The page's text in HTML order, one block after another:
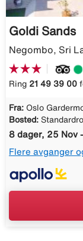
Goldi Sands
Negombo, Sri
Ring 21 49 39 00
Fra: Oslo
Bosted:
8 dager, 25 Nov
Flere avganger